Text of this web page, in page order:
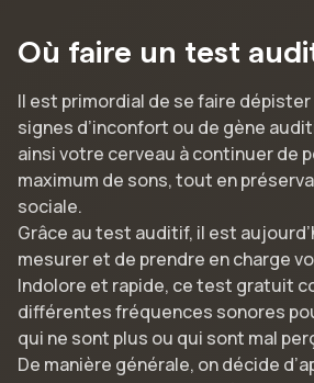
Où faire un test
Il est primordial de se faire
signes d’inconfort ou de gène
ainsi votre cerveau à continuer de
maximum de sons, tout en
sociale.
Grâce au test auditif, il est
mesurer et de prendre en charge
Indolore et rapide, ce test gratuit
différentes fréquences sonores
qui ne sont plus ou qui sont mal
De manière générale, on décide